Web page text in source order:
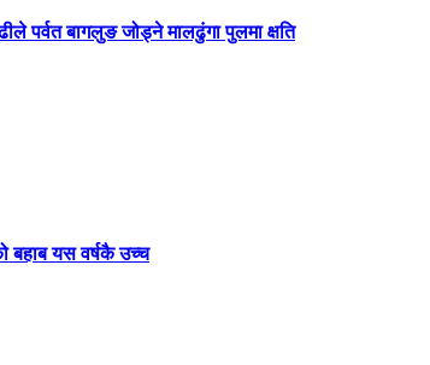
पर्वत बागलुङ जोड्ने मालढुंगा पुलमा क्षति
बहाब यस वर्षकै उच्च